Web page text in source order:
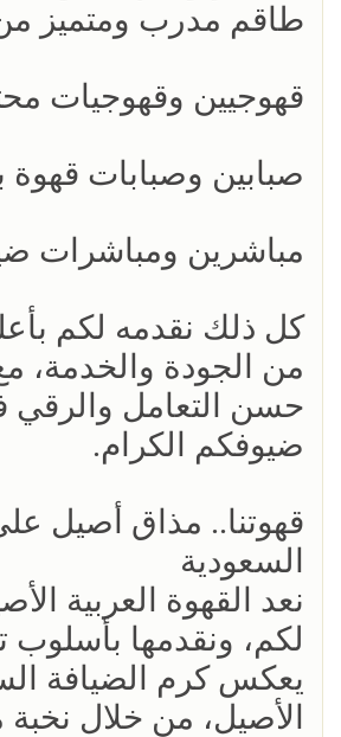
طاقم مدرب ومتميز
قهوجيين وقهوجيات
صبابين وصبابات قهوة
مباشرين ومباشرات
كل ذلك نقدمه لكم
من الجودة والخدمة،
حسن التعامل والرقي
ضيوفكم الكرام.
قهوتنا.. مذاق أصيل
السعودية
نعد القهوة العربية
لكم، ونقدمها بأسلوب
يعكس كرم الضيافة
الأصيل، من خلال